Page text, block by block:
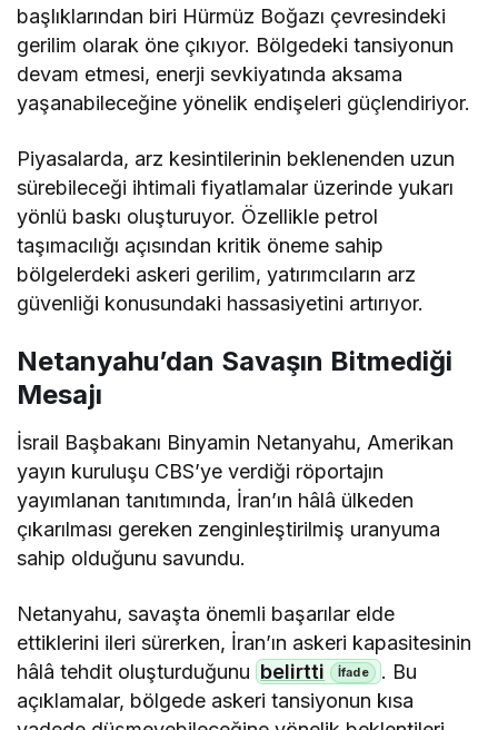
başlıklarından biri Hürmüz Boğazı çevresindeki
gerilim olarak öne çıkıyor. Bölgedeki tansiyonun
devam etmesi, enerji sevkiyatında aksama
yaşanabileceğine yönelik endişeleri güçlendiriyor.
Piyasalarda, arz kesintilerinin beklenenden uzun
sürebileceği ihtimali fiyatlamalar üzerinde yukarı
yönlü baskı oluşturuyor. Özellikle petrol
taşımacılığı açısından kritik öneme sahip
bölgelerdeki askeri gerilim, yatırımcıların arz
güvenliği konusundaki hassasiyetini artırıyor.
Netanyahu’dan Savaşın Bitmediği
Mesajı
İsrail Başbakanı Binyamin Netanyahu, Amerikan
yayın kuruluşu CBS’ye verdiği röportajın
yayımlanan tanıtımında, İran’ın hâlâ ülkeden
çıkarılması gereken zenginleştirilmiş uranyuma
sahip olduğunu savundu.
Netanyahu, savaşta önemli başarılar elde
ettiklerini ileri sürerken, İran’ın askeri kapasitesinin
hâlâ tehdit oluşturduğunu belirtti
. Bu
açıklamalar, bölgede askeri tansiyonun kısa